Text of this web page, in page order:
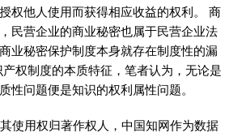
权他人使用而获得相应收益的权利。 商
民营企业的商业秘密也属于民营企业法
业秘密保护制度本身就存在制度性的漏
权制度的本质特征，笔者认为，无论是
性问题便是知识的权利属性问题。
使用权归著作权人，中国知网作为数据